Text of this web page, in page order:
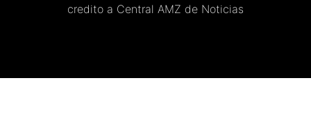
credito a Central AMZ de Noticias